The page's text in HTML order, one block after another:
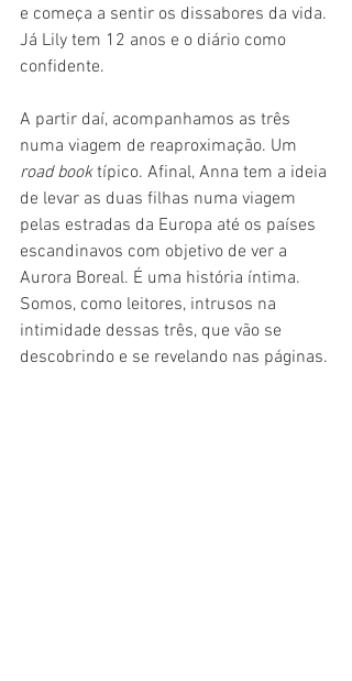
e começa a sentir os dissabores da vida.
Já Lily tem 12 anos e o diário como
confidente.
A partir daí, acompanhamos as três
numa viagem de reaproximação. Um
road book típico. Afinal, Anna tem a ideia
de levar as duas filhas numa viagem
pelas estradas da Europa até os países
escandinavos com objetivo de ver a
Aurora Boreal. É uma história íntima.
Somos, como leitores, intrusos na
intimidade dessas três, que vão se
descobrindo e se revelando nas páginas.